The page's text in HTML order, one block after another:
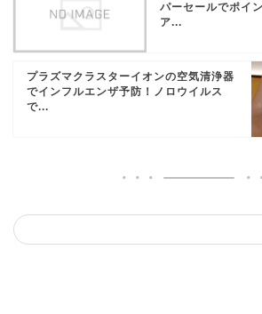
パーセールでポイ
ア...
プラズマクラスターイオンの空気清浄器
でインフルエンザ予防！ノロウイルス
で...